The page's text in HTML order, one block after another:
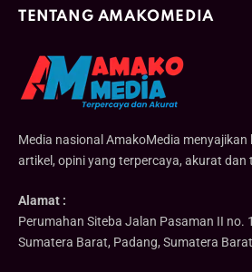
TENTANG AMAKOMEDIA
Media nasional AmakoMedia
artikel, opini yang terpercaya, akurat dan
Alamat :
Perumahan Siteba Jalan Pasaman II no.
Sumatera Barat, Padang, Sumatera